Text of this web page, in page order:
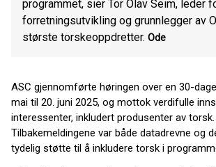
programmet, sier Tor Olav Seim, leder
forretningsutvikling og grunnlegger av
største torskeoppdretter. Ode
ASC gjennomførte høringen over en 30-
mai til 20. juni 2025, og mottok verdifulle
interessenter, inkludert produsenter av torsk.
Tilbakemeldingene var både datadrevne og
tydelig støtte til å inkludere torsk i